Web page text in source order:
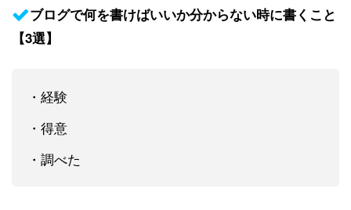
ブログで何を書けばいいか分からない時に書くこと
【3選】
・経験
・得意
・調べた